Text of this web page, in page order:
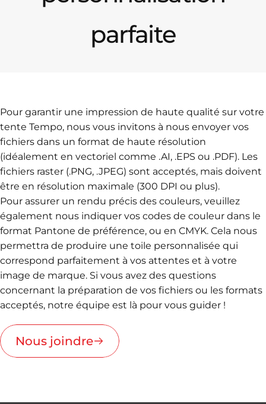
parfaite
Pour garantir une impression de haute qualité sur votre
tente Tempo, nous vous invitons à nous envoyer vos
fichiers dans un format de haute résolution
(idéalement en vectoriel comme .AI, .EPS ou .PDF). Les
fichiers raster (.PNG, .JPEG) sont acceptés, mais doivent
être en résolution maximale (300 DPI ou plus).
Pour assurer un rendu précis des couleurs, veuillez
également nous indiquer vos codes de couleur dans le
format Pantone de préférence, ou en CMYK. Cela nous
permettra de produire une toile personnalisée qui
correspond parfaitement à vos attentes et à votre
image de marque. Si vous avez des questions
concernant la préparation de vos fichiers ou les formats
acceptés, notre équipe est là pour vous guider !
Nous joindre